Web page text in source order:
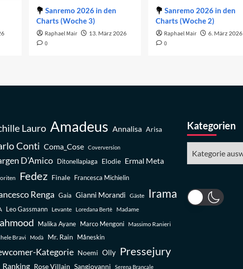
Sanremo 2026 in den
Charts (Woche 3)
Raphael Mair 13. März 2026
0
Sanremo 2026 in den
Charts (Woche 2)
Raphael Mair 6. März 2026
0
Lauro Amadeus Annalisa Arisa
Conti Coma_Cose Coverversion
D’Amico Ditonellapiaga Elodie Ermal Meta
Fedez Finale Francesca Michielin
Renga Gaia Gianni Morandi Gäste Irama
Leo Gassmann Levante Loredana Bertè Madame
Malika Ayane Marco Mengoni
Massimo Ranieri
Bravi
Modà Mr. Rain Måneskin
Kategorie Noemi Olly Pressejury
Ranking Rose Villain Sangiovanni Serena Brancale
Kategorien